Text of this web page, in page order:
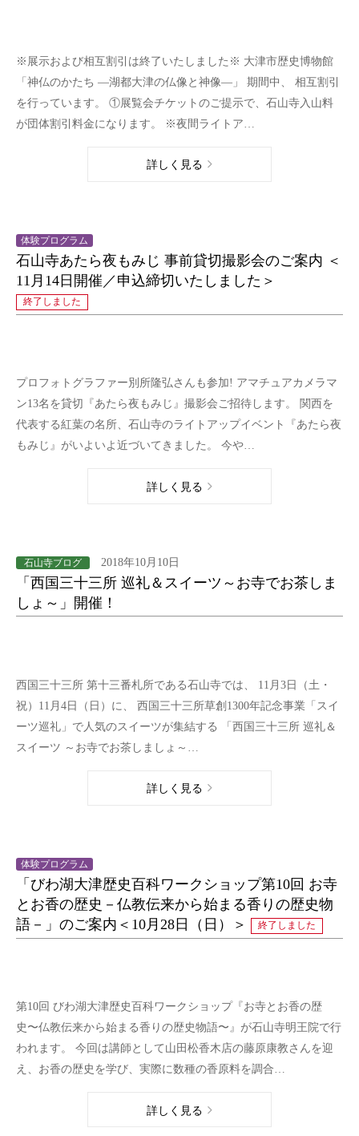
※展示および相互割引は終了いたしました※ 大津市歴史博物館
「神仏のかたち ―湖都大津の仏像と神像―」 期間中、 相互割引
を行っています。 ①展覧会チケットのご提示で、石山寺入山料
が団体割引料金になります。 ※夜間ライトア…
詳しく見る
体験プログラム
石山寺あたら夜もみじ 事前貸切撮影会のご案内 ＜
11月14日開催／申込締切いたしました＞
終了しました
プロフォトグラファー別所隆弘さんも参加! アマチュアカメラマ
ン13名を貸切『あたら夜もみじ』撮影会ご招待します。 関西を
代表する紅葉の名所、石山寺のライトアップイベント『あたら夜
もみじ』がいよいよ近づいてきました。 今や…
詳しく見る
石山寺ブログ 2018年10月10日
「西国三十三所 巡礼＆スイーツ～お寺でお茶しま
しょ～」開催！
西国三十三所 第十三番札所である石山寺では、 11月3日（土・
祝）11月4日（日）に、 西国三十三所草創1300年記念事業「スイ
ーツ巡礼」で人気のスイーツが集結する 「西国三十三所 巡礼＆
スイーツ ～お寺でお茶しましょ～…
詳しく見る
体験プログラム
「びわ湖大津歴史百科ワークショップ第10回 お寺
とお香の歴史－仏教伝来から始まる香りの歴史物
語－」のご案内＜10月28日（日）＞
終了しました
第10回 びわ湖大津歴史百科ワークショップ『お寺とお香の歴
史〜仏教伝来から始まる香りの歴史物語〜』が石山寺明王院で行
われます。 今回は講師として山田松香木店の藤原康教さんを迎
え、お香の歴史を学び、実際に数種の香原料を調合…
詳しく見る